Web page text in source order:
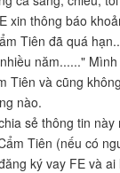
xin thông báo
Tiên đã quá
năm......"
Tiên và cũng
nào.
sẻ thông tin này
Tiên (nếu có
ký vay FE và